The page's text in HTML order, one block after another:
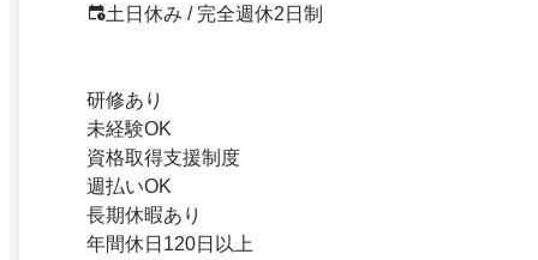
土日休み / 完全週休2日制
研修あり
未経験OK
資格取得支援制度
週払いOK
長期休暇あり
年間休日120日以上